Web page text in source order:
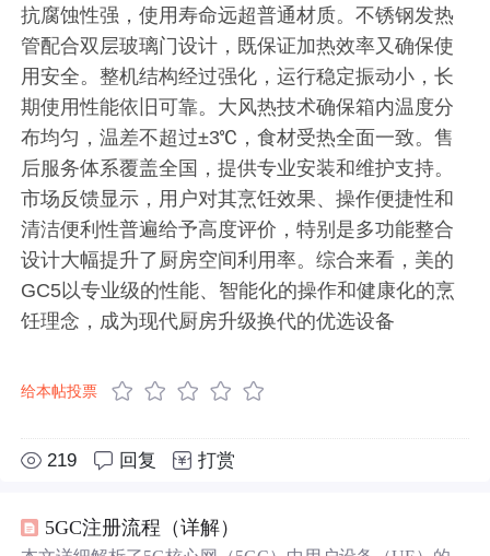
抗腐蚀性强，使用寿命远超普通材质。不锈钢发热
管配合双层玻璃门设计，既保证加热效率又确保使
用安全。整机结构经过强化，运行稳定振动小，长
期使用性能依旧可靠。大风热技术确保箱内温度分
布均匀，温差不超过±3℃，食材受热全面一致。售
后服务体系覆盖全国，提供专业安装和维护支持。
市场反馈显示，用户对其烹饪效果、操作便捷性和
清洁便利性普遍给予高度评价，特别是多功能整合
设计大幅提升了厨房空间利用率。综合来看，美的
GC5以专业级的性能、智能化的操作和健康化的烹
饪理念，成为现代厨房升级换代的优选设备
给本帖投票
219 回复 打赏
5GC注册流程（详解）